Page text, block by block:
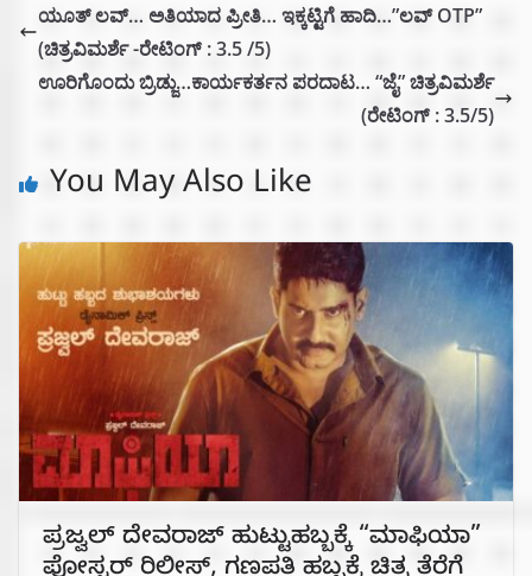
ಯೂತ್ ಲವ್… ಅತಿಯಾದ ಪ್ರೀತಿ… ಇಕ್ಕಟ್ಟಿಗೆ ಹಾದಿ…”ಲವ್ OTP”
(ಚಿತ್ರವಿಮರ್ಶೆ -ರೇಟಿಂಗ್ : 3.5 /5)
ಊರಿಗೊಂದು ಬ್ರಿಡ್ಜು…ಕಾರ್ಯಕರ್ತನ ಪರದಾಟ… “ಜೈ” ಚಿತ್ರವಿಮರ್ಶೆ
(ರೇಟಿಂಗ್ : 3.5/5)
You May Also Like
ಪ್ರಜ್ವಲ್ ದೇವರಾಜ್ ಹುಟ್ಟುಹಬ್ಬಕ್ಕೆ “ಮಾಫಿಯಾ”